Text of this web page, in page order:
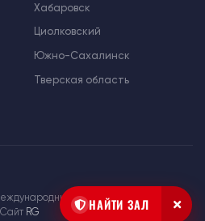
Хабаровск
Циолковский
Южно-Сахалинск
Тверская область
союз «Киокушин Профи»
Сайт RG НАЙТИ ЗАЛ